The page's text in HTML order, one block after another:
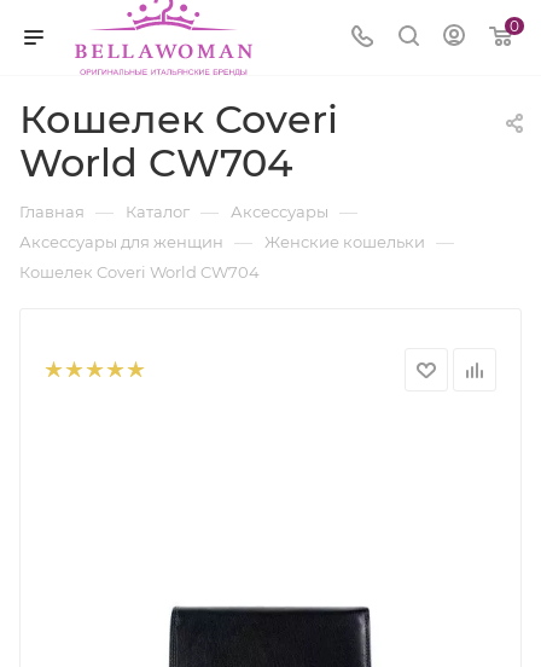
0
Кошелек Coveri
World CW704
Главная — Каталог — Аксессуары —
Аксессуары для женщин — Женские кошельки —
Кошелек Coveri World CW704